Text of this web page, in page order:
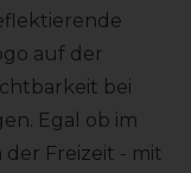
auf der
bei
Egal ob im
Freizeit - mit